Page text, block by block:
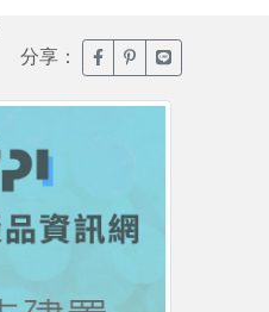
分享： 臉書分享(另開新視窗)
噗浪分享(另開新
Line分享(另